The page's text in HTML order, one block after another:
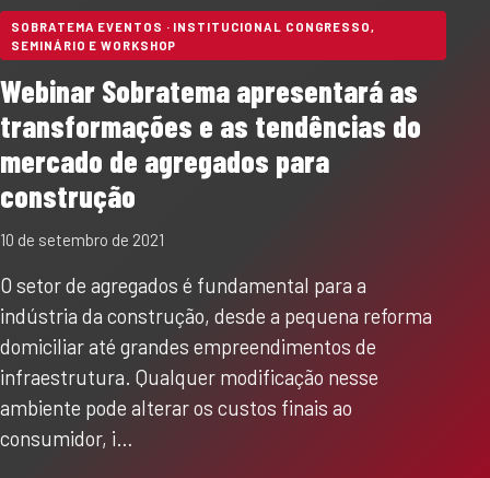
SOBRATEMA EVENTOS · INSTITUCIONAL CONGRESSO,
SEMINÁRIO E WORKSHOP
Webinar Sobratema apresentará as
transformações e as tendências do
mercado de agregados para
construção
10 de setembro de 2021
O setor de agregados é fundamental para a
indústria da construção, desde a pequena reforma
domiciliar até grandes empreendimentos de
infraestrutura. Qualquer modificação nesse
ambiente pode alterar os custos finais ao
consumidor, i…